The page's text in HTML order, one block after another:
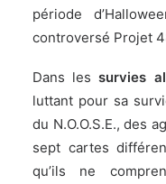
période
controversé Projet
Dans lessurvies
luttant pour sa
du N.O.O.S.E., des
sept cartes
qu’ils ne